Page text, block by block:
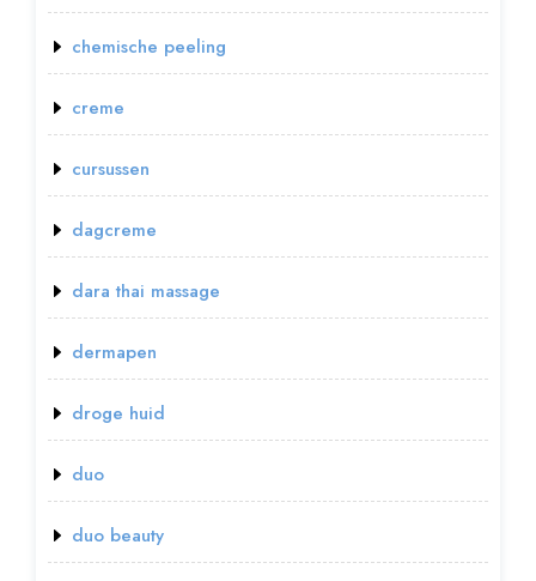
chemische peeling
creme
cursussen
dagcreme
dara thai massage
dermapen
droge huid
duo
duo beauty